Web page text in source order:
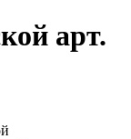
арт.